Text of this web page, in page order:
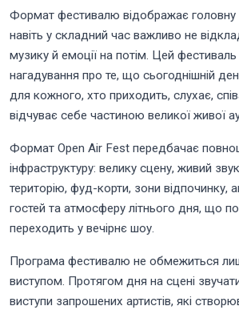
Формат фестивалю відображає головну
навіть у складний час важливо не
музику й емоції на потім. Цей
нагадування про те, що сьогоднішній
для кожного, хто приходить, слухає,
відчуває себе частиною великої живої
Формат Open Air Fest передбачає
інфраструктуру: велику сцену, живий
територію, фуд-корти, зони відпочинку,
гостей та атмосферу літнього дня, що
переходить у вечірнє шоу.
Програма фестивалю не обмежиться
виступом. Протягом дня на сцені
виступи запрошених артистів, які